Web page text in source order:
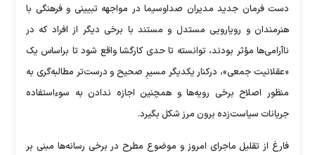
دست فرمان جدید مدیران صداوسیما در مواجهه تبیینی و فرهنگی با
هنرمندان و رویارویی مستدل و مستند با برخی دیگر از افراد که در
ناآرامی‌ها مؤثر بودند، توانسته تا حدی کارگشا واقع شود تا براساس یک
«عقلانیت جمعی»، درکنار یکدیگر مسیرِ صحیح و درست‌تر مطالبه‌گری به
منظور اصلاح برخی رویه‌ها و همچنین اجازه ندادن به سوءاستفاده
جریانات سیاست‌زده برون مرز شکل بگیرد.
فارغ از تقلیل ماجرای امروز و موضوع مطرح در برخی رسانه‌ها مبنی بر